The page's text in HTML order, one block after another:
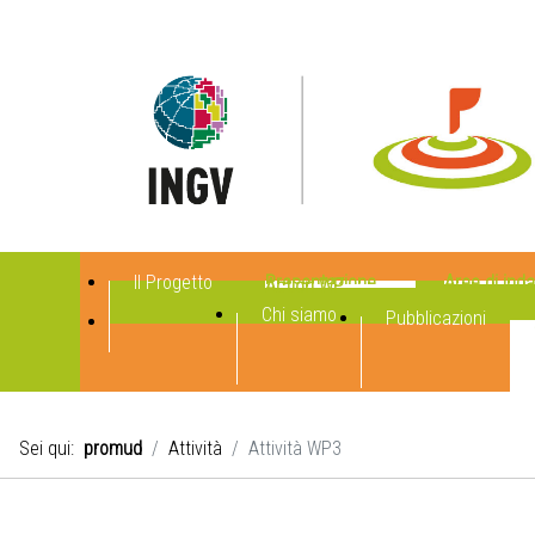
Il Progetto Presentazione Aree di
Action WP
Chi siamo
Pubblicazioni
Sei qui: promud Attività Attività WP3